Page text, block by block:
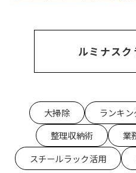
ルミナス
大掃除 ランキン
整理収納術
業
スチールラック活用